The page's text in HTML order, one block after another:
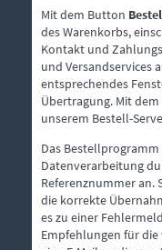
Mit dem Button
des Warenkorbs,
Kontakt und
und Versandservices
entsprechendes
Übertragung. Mit
unserem Bestell-
Das
Datenverarbeitung
Referenznummer an.
die korrekte
es zu einer
Empfehlungen für die